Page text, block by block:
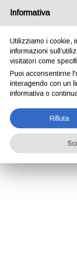
Informativa
Utilizziamo i cookie,
informazioni
visitatori come
Puoi acconsentirne
interagendo con un
informativa o
Rifiuta